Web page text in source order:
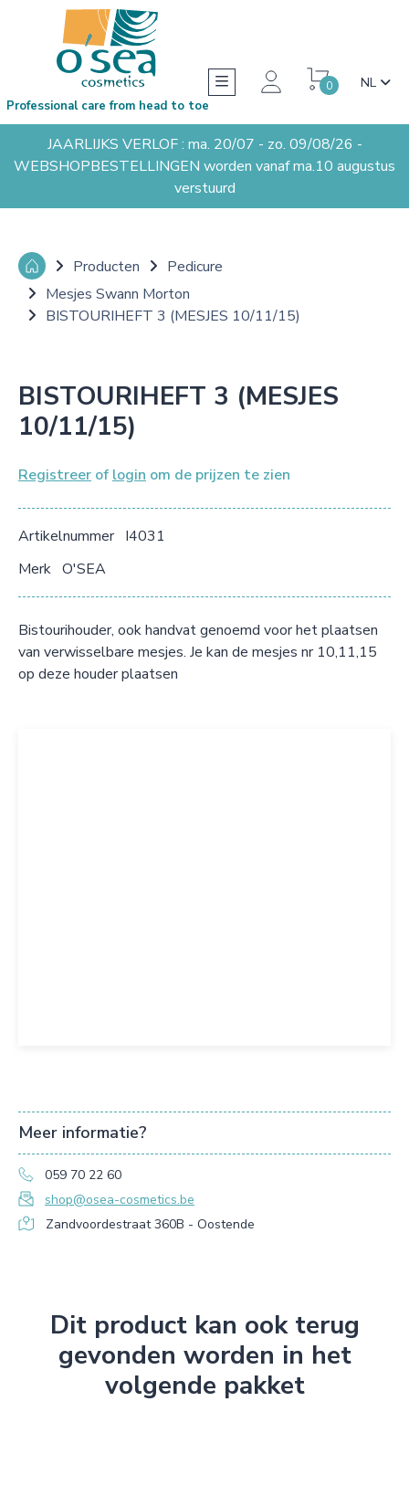
0 NL
Professional care from head to toe
JAARLIJKS VERLOF : ma. 20/07 - zo. 09/08/26 -
WEBSHOPBESTELLINGEN worden vanaf ma.10 augustus
verstuurd
Producten
Pedicure
Mesjes Swann Morton
BISTOURIHEFT 3 (MESJES 10/11/15)
Meer informatie?
059 70 22 60
shop@osea-cosmetics.be
Zandvoordestraat 360B - Oostende
BISTOURIHEFT 3 (MESJES
10/11/15)
Registreer of login om de prijzen te zien
Artikelnummer I4031
Merk O'SEA
Bistourihouder, ook handvat genoemd voor het plaatsen
van verwisselbare mesjes. Je kan de mesjes nr 10,11,15
op deze houder plaatsen
Dit product kan ook terug
gevonden worden in het
volgende pakket